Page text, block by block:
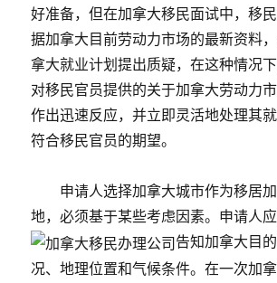
好准备，但在加拿大移民面试中，移
据加拿大目前劳动力市场的最新资料
拿大就业计划提出质疑，在这种情况
对移民官员提供的关于加拿大劳动力
作出迅速反应，并立即灵活地处理其
符合移民官员的期望。
申请人选择加拿大城市作为移居加
地，必须基于某些考虑因素。申请人
告知加拿大目
况、地理位置和气候条件。在一次加